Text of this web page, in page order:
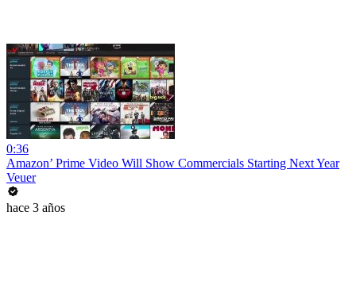
0:36
Amazon’ Prime Video Will Show Commercials Starting Next Year
Veuer
hace 3 años